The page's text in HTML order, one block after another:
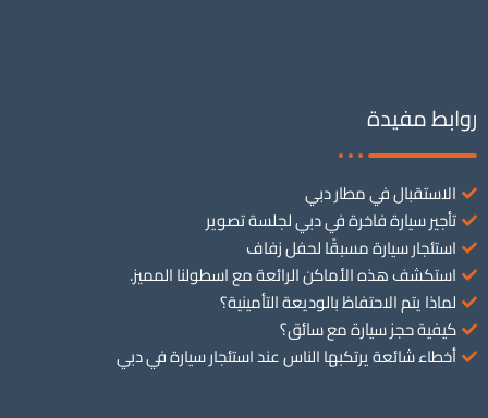
روابط مفيدة
الاستقبال في مطار دبي
تأجير سيارة فاخرة في دبي لجلسة تصوير
استئجار سيارة مسبقًا لحفل زفاف
استكشف هذه الأماكن الرائعة مع اسطولنا المميز.
لماذا يتم الاحتفاظ بالوديعة التأمينية؟
كيفية حجز سيارة مع سائق؟
أخطاء شائعة يرتكبها الناس عند استئجار سيارة في دبي